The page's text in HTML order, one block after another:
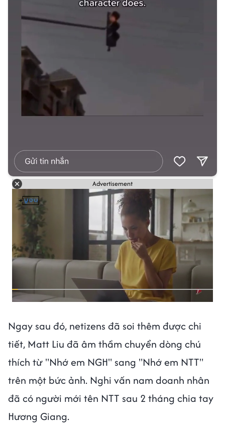
Advertisement
Ngay sau đó, netizens đã soi thêm được chi
tiết, Matt Liu đã âm thầm chuyển dòng chú
thích từ "Nhớ em NGH" sang "Nhớ em NTT"
trên một bức ảnh. Nghi vấn nam doanh nhân
đã có người mới tên NTT sau 2 tháng chia tay
Hương Giang.